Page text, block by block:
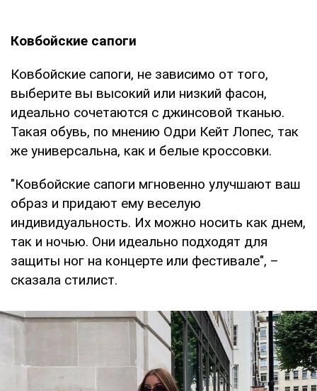
Ковбойские сапоги
Ковбойские сапоги, не зависимо от того,
выберите вы высокий или низкий фасон,
идеально сочетаются с джинсовой тканью.
Такая обувь, по мнению Одри Кейт Лопес, так
же универсальна, как и белые кроссовки.
"Ковбойские сапоги мгновенно улучшают ваш
образ и придают ему веселую
индивидуальность. Их можно носить как днем,
так и ночью. Они идеально подходят для
защиты ног на концерте или фестивале", –
сказала стилист.